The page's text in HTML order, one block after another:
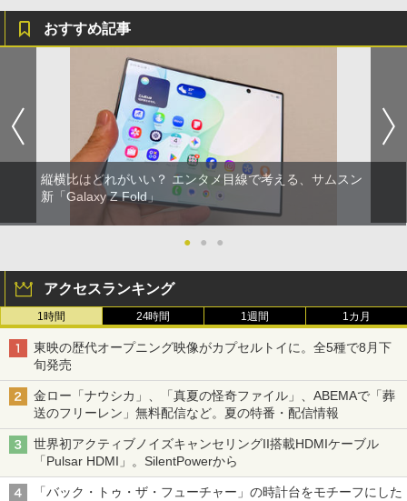
おすすめ記事
縦横比はどれがいい？ エンタメ目線で考える、サムスン
新「Galaxy Z Fold」
● ● ●
アクセスランキング
1時間 24時間 1週間 1カ月
東映の歴代オープニング映像がカプセルトイに。全5種で8月下
旬発売
金ロー「ナウシカ」、「真夏の怪奇ファイル」、ABEMAで「葬
送のフリーレン」無料配信など。夏の特番・配信情報
世界初アクティブノイズキャンセリングII搭載HDMIケーブル
「Pulsar HDMI」。SilentPowerから
「バック・トゥ・ザ・フューチャー」の時計台をモチーフにした